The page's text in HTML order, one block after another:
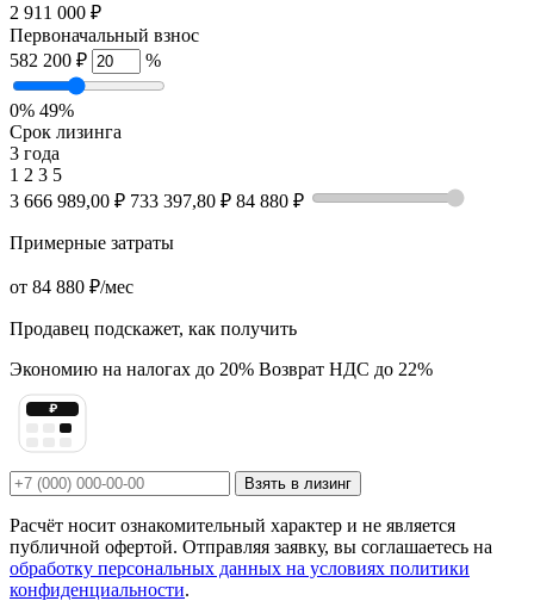
2 911 000 ₽
Первоначальный взнос
582 200 ₽
%
0% 49%
Срок лизинга
3 года
1 2 3 5
3 666 989,00 ₽ 733 397,80 ₽ 84 880 ₽
Примерные затраты
от 84 880 ₽/мес
Продавец подскажет, как получить
Экономию на налогах до 20% Возврат НДС до 22%
₽
Взять в лизинг
Расчёт носит ознакомительный характер и не является
публичной офертой. Отправляя заявку, вы соглашаетесь на
обработку персональных данных на условиях политики
конфиденциальности.